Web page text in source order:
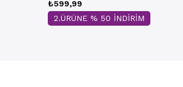
₺599,99
2.ÜRÜNE % 50 İNDİRİM